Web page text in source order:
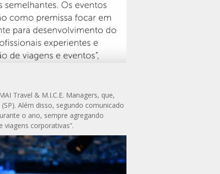
Travel & M.I.C.E. Managers, que,
Além disso, segundo comunicado
o ano, sempre agregando
corporativas”.